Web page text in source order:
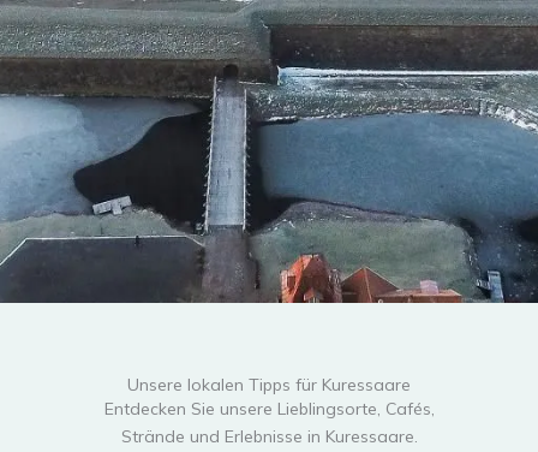
Unsere lokalen Tipps für Kuressaare
Entdecken Sie unsere Lieblingsorte, Cafés,
Strände und Erlebnisse in Kuressaare.